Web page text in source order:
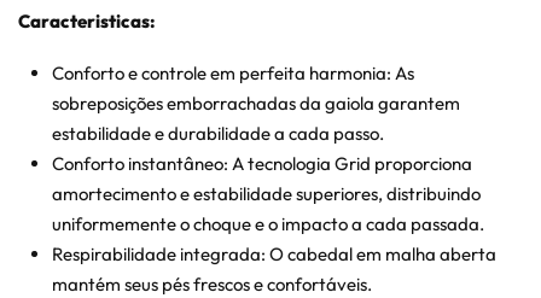
Caracteristicas:
Conforto e controle em perfeita harmonia:As
sobreposições emborrachadas da gaiola garantem
estabilidade e durabilidade a cada passo.
Conforto instantâneo:A tecnologia Grid proporciona
amortecimento e estabilidade superiores, distribuindo
uniformemente o choque e o impacto a cada passada.
Respirabilidade integrada:O cabedal em malha aberta
mantém seus pés frescos e confortáveis.